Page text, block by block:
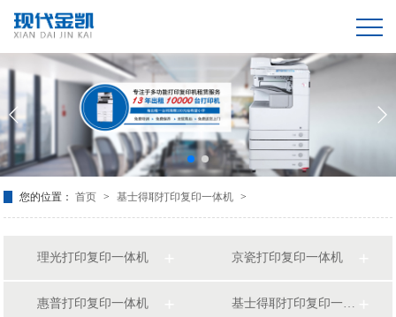
您的位置：首页 > 基士得耶打印复印一体机 >
理光打印复印一体机 京瓷打印复印一体机
惠普打印复印一体机 基士得耶打印复印一体机